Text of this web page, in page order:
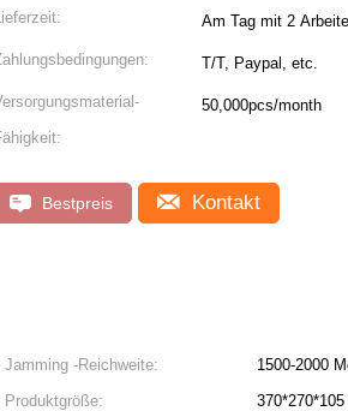
Am Tag mit 2
T/T, Paypal, etc.
50,000pcs/month
Bestpreis Kontakt
Jamming -Reichweite:
1500-2000
Produktgröße:
370*270*105